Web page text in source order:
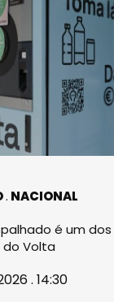
NACIONAL
é um
Volta
. 14:30